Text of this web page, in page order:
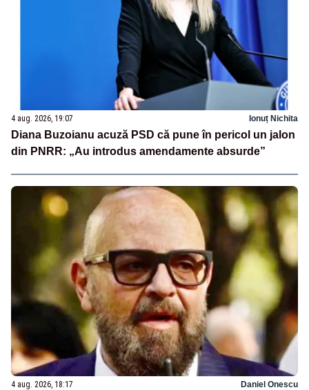
4 aug. 2026, 19:07 Ionuț Nichita
Diana Buzoianu acuză PSD că pune în pericol un jalon
din PNRR: „Au introdus amendamente absurde”
4 aug. 2026, 18:17 Daniel Onescu